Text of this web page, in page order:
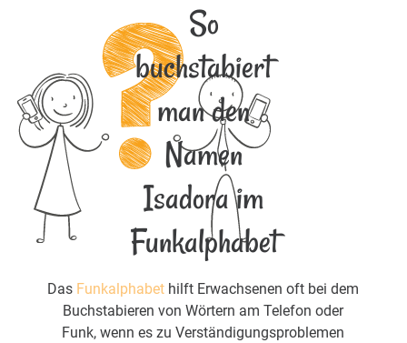
So
buchstabiert
man den
Namen
Isadora im
Funkalphabet
Das Funkalphabet hilft Erwachsenen oft bei dem
Buchstabieren von Wörtern am Telefon oder
Funk, wenn es zu Verständigungsproblemen